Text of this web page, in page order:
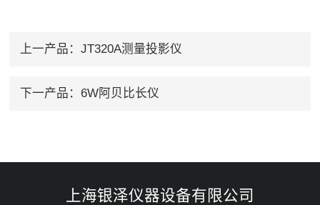
上一产品： JT320A测量投影仪
下一产品： 6W阿贝比长仪
上海银泽仪器设备有限公司